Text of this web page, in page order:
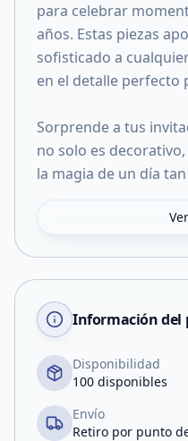
para celebrar
años. Estas piezas
sofisticado a
en el detalle perfecto
Sorprende a tus
no solo es
la magia de un día
Información del
Disponibilidad
100 disponibles
Envío
Retiro por punto